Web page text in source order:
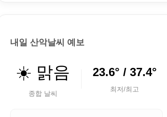
내일 산악날씨 예보
☀️ 맑음
종합 날씨
23.6° / 37.4°
최저/최고